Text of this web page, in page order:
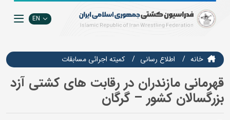
EN
خانه اطلاع رسانی كميته اجرائي مسابقات
قهرمانی مازندران در رقابت های کشتی آزد
بزرگسالان کشور – گرگان